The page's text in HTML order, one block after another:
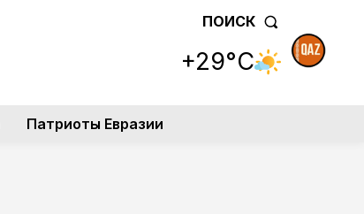
ПОИСК
+29°C
Патриоты Евразии